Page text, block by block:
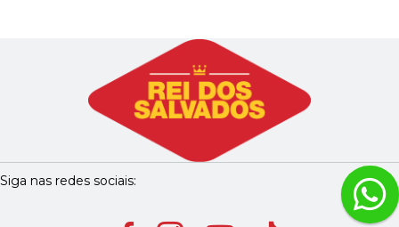
Siga nas redes sociais: